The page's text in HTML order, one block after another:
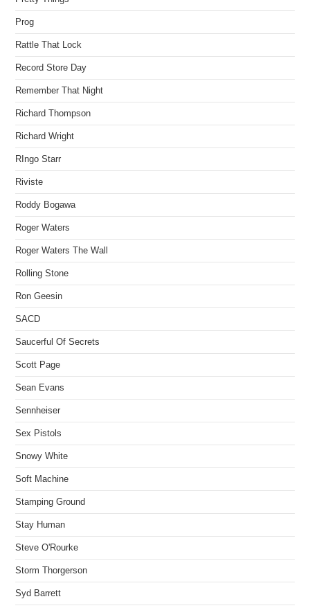
Prog
Rattle That Lock
Record Store Day
Remember That Night
Richard Thompson
Richard Wright
RIngo Starr
Riviste
Roddy Bogawa
Roger Waters
Roger Waters The Wall
Rolling Stone
Ron Geesin
SACD
Saucerful Of Secrets
Scott Page
Sean Evans
Sennheiser
Sex Pistols
Snowy White
Soft Machine
Stamping Ground
Stay Human
Steve O'Rourke
Storm Thorgerson
Syd Barrett